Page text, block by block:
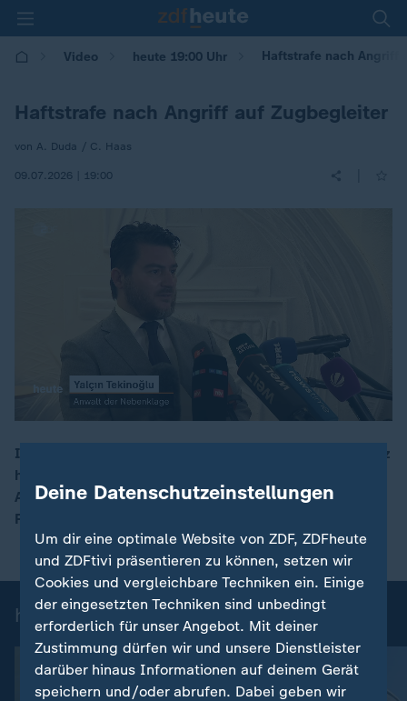
Video heute 19:00 Uhr Haftstrafe nach Angriff
Haftstrafe nach Angriff auf Zugbegleiter
von A. Duda / C. Haas
09.07.2026 | 19:00
00:15
Im Fall des getöteten Zugbegleiters in Rheinland-Pfalz
hat das Gericht entschieden: Der 26‑jährige
Angeklagte muss für zehn Jahre ins Gefängnis. Die
Familie kündigte an, in Revision zu gehen.
heute 19:00 Uhr: Einzelbeiträge
Deine Datenschutzeinstellungen
Um dir eine optimale Website von ZDF, ZDFheute
und ZDFtivi präsentieren zu können, setzen wir
Cookies und vergleichbare Techniken ein. Einige
der eingesetzten Techniken sind unbedingt
erforderlich für unser Angebot. Mit deiner
Zustimmung dürfen wir und unsere Dienstleister
darüber hinaus Informationen auf deinem Gerät
speichern und/oder abrufen. Dabei geben wir